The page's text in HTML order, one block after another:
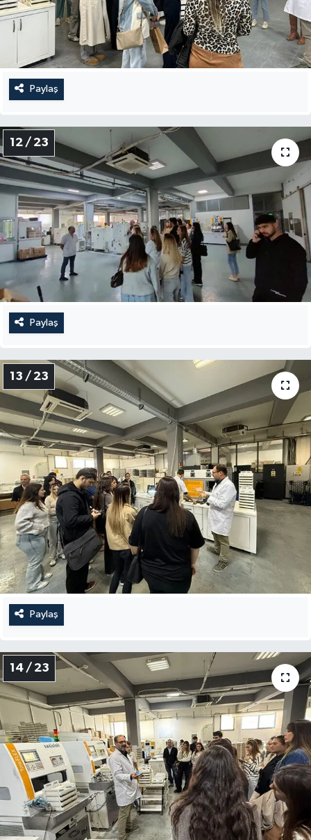
Paylaş
12 / 23
Paylaş
13 / 23
Paylaş
14 / 23